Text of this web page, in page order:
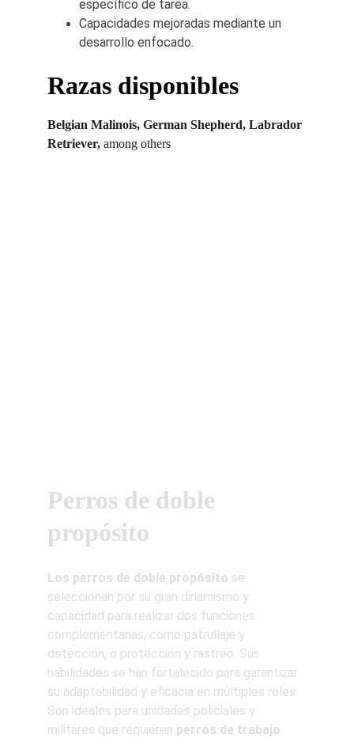
Razas disponibles
Belgian Malinois, German Shepherd, Labrador
Retriever, among others
específico de tarea.
Capacidades mejoradas mediante un
desarrollo enfocado.
Los perros de doble propósito se
seleccionan por su gran dinamismo y
capacidad para realizar dos funciones
complementarias, como patrullaje y
detección, o protección y rastreo. Sus
habilidades se han fortalecido para garantizar
su adaptabilidad y eficacia en múltiples roles.
Son ideales para unidades policiales y
militares que requieren perros de trabajo
Perros de doble
propósito